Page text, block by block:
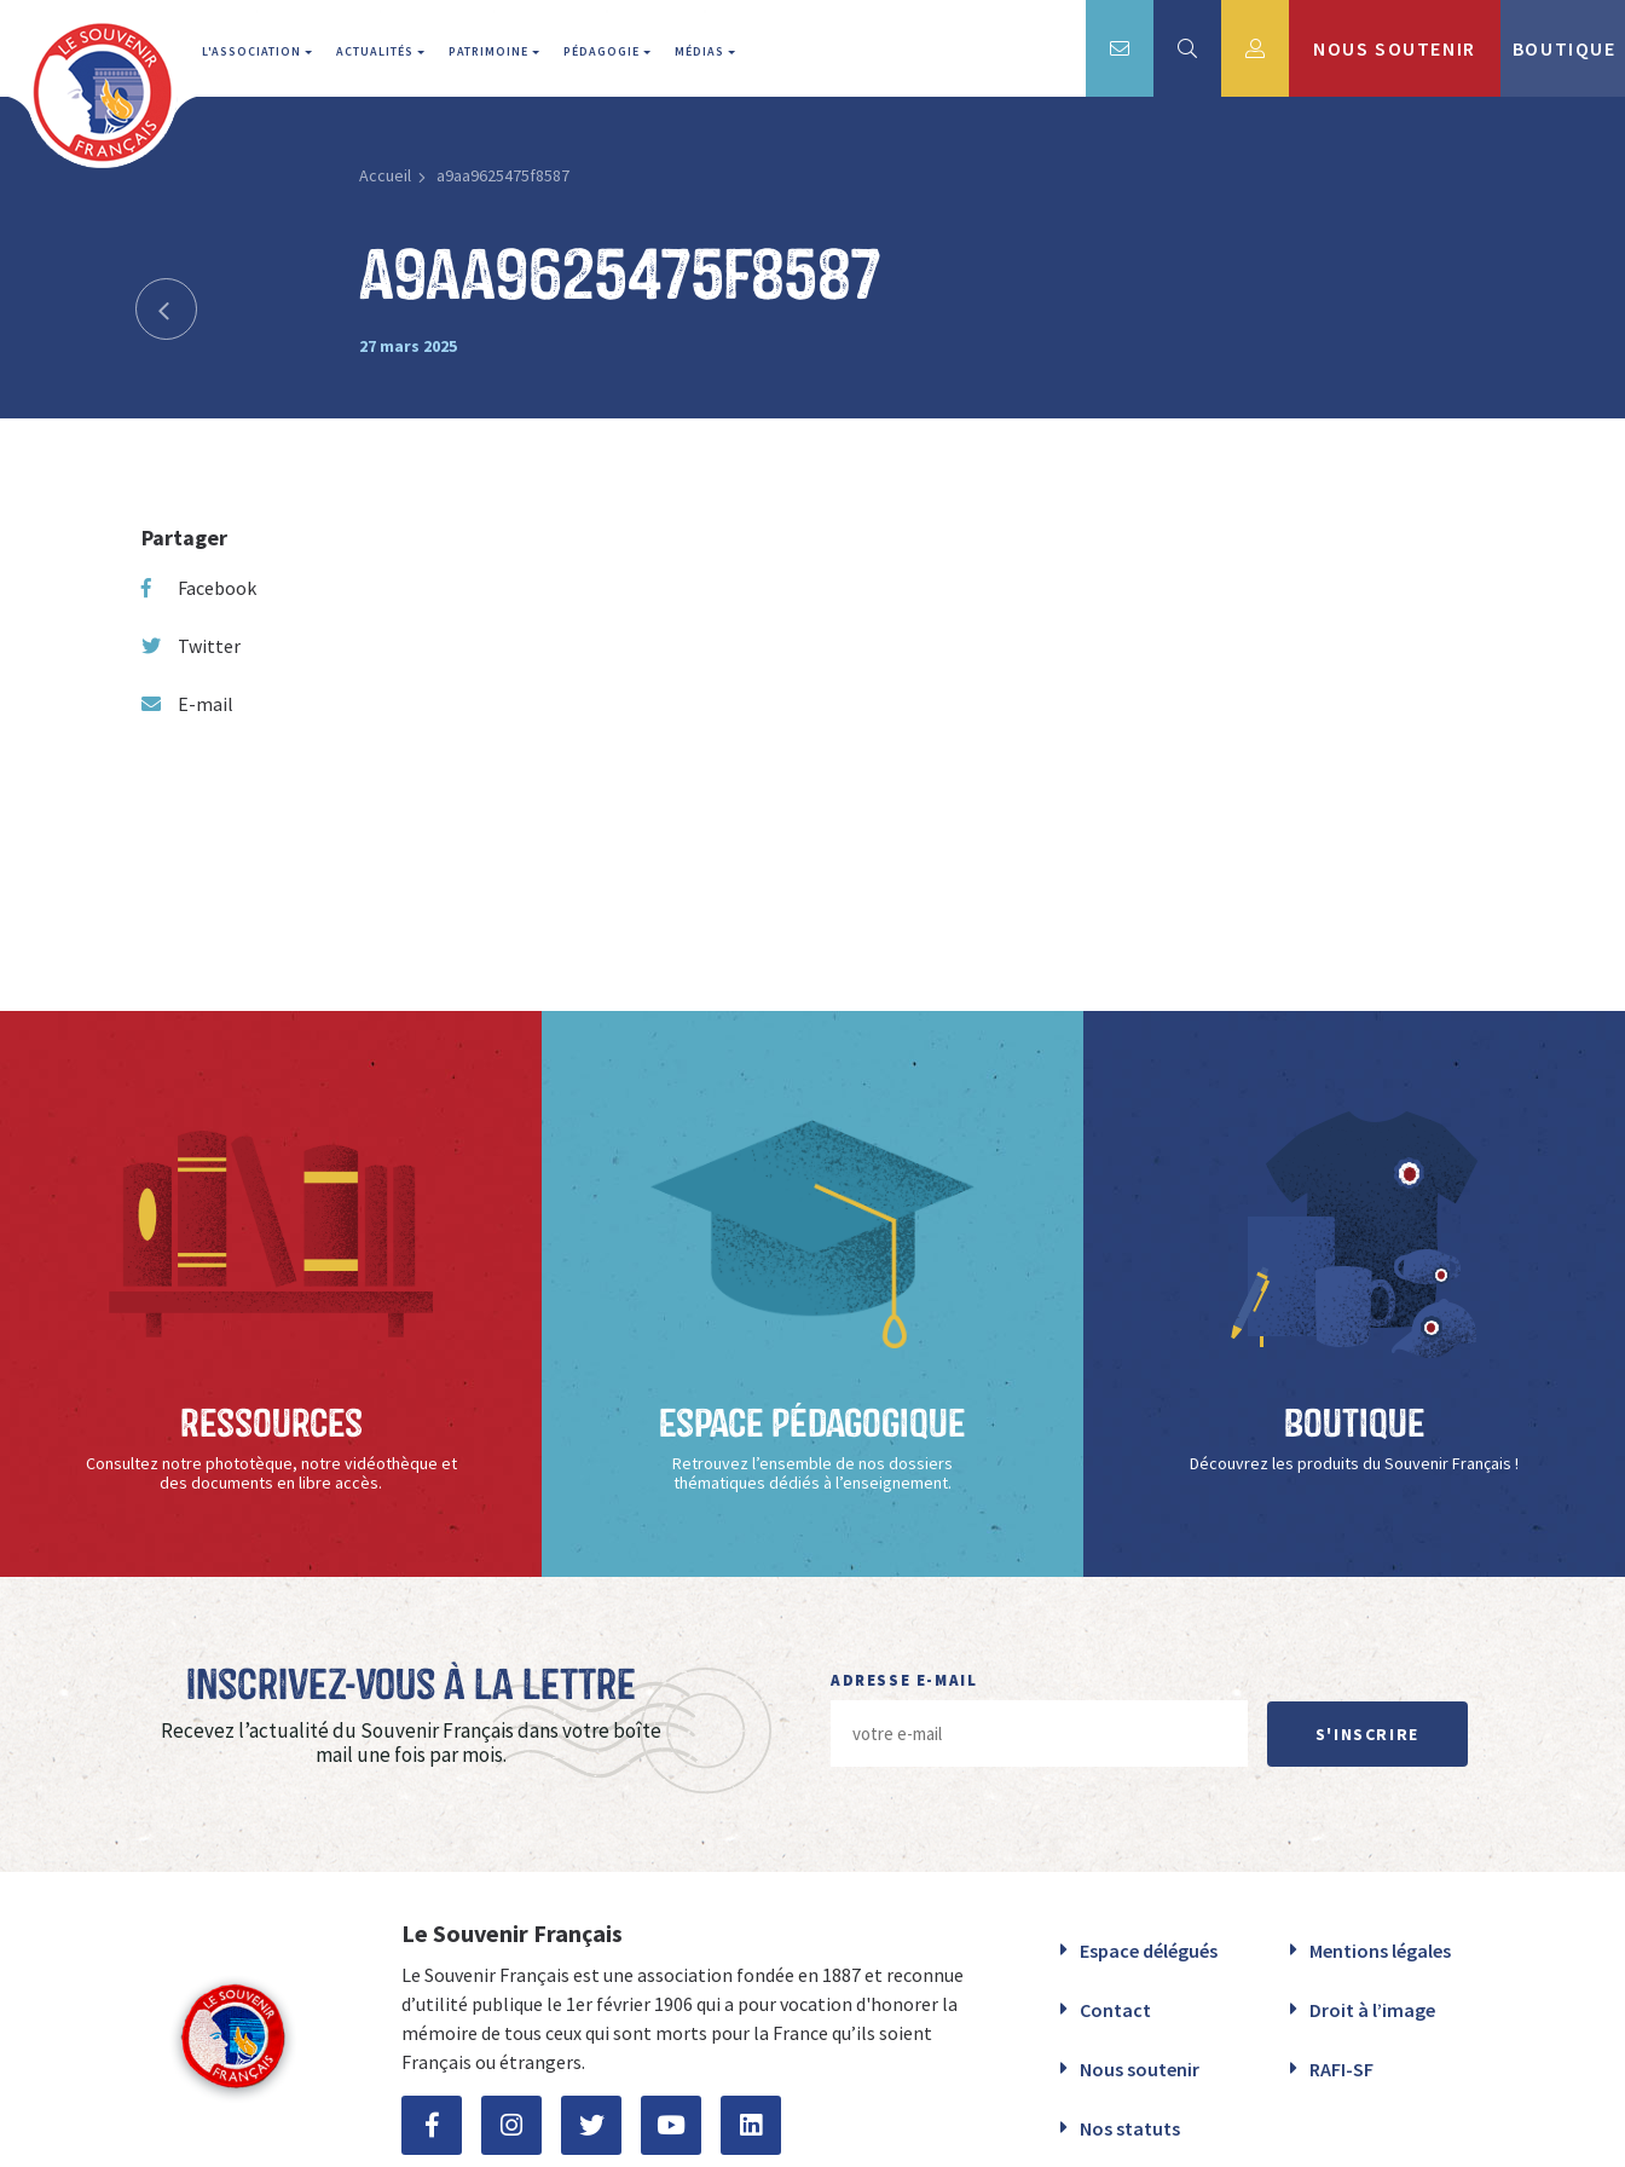
L'ASSOCIATION ACTUALITÉS PATRIMOINE PÉDAGOGIE MÉDIAS NOUS SOUTENIR BOUTIQUE
Accueil a9aa9625475f8587
a9aa9625475f8587
27 mars 2025
Partager
Facebook
Twitter
E-mail
Ressources
Consultez notre phototèque, notre vidéothèque et
des documents en libre accès.
Espace Pédagogique
Retrouvez l’ensemble de nos dossiers
thématiques dédiés à l’enseignement.
Boutique
Découvrez les produits du Souvenir Français !
Inscrivez-vous à La Lettre
Recevez l’actualité du Souvenir Français dans votre boîte
mail une fois par mois.
ADRESSE E-MAIL
S'INSCRIRE
Le Souvenir Français
Le Souvenir Français est une association fondée en 1887 et reconnue
d’utilité publique le 1er février 1906 qui a pour vocation d'honorer la
mémoire de tous ceux qui sont morts pour la France qu’ils soient
Français ou étrangers.
Espace délégués Mentions légales
Contact Droit à l’image
Nous soutenir RAFI-SF
Nos statuts